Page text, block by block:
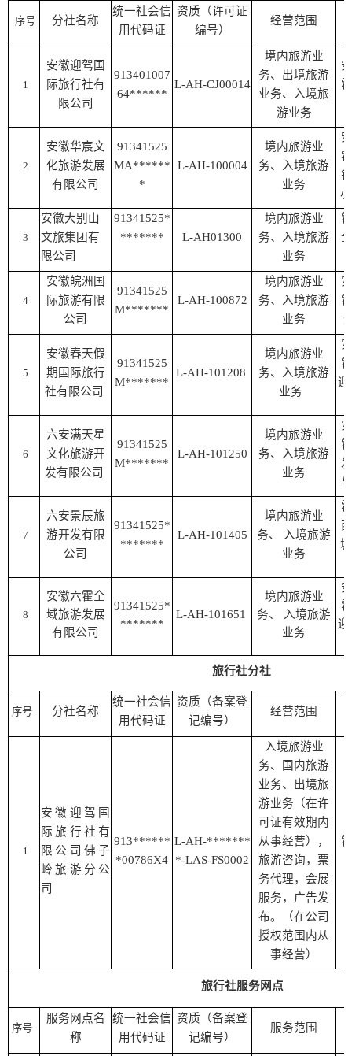
序号 分社名称
统一社会信
用代码证
资质（许可证
编号）
经营范围
1
安徽迎驾国
际旅行社有
限公司
913401007
64******
L-AH-CJ00014
境内旅游业
务、出境旅游
业务、入境旅
游业务
2
安徽华宸文
化旅游发展
有限公司
91341525
MA******
*
L-AH-100004
境内旅游业
务、入境旅游
业务
3
安徽大别山
文旅集团有
限公司
91341525*
*******
L-AH01300
境内旅游业
务、入境旅游
业务
4
安徽皖洲国
际旅游有限
公司
91341525
M*******
L-AH-100872
境内旅游业
务、入境旅游
业务
5
安徽春天假
期国际旅行
社有限公司
91341525
M*******
L-AH-101208
境内旅游业
务、入境旅游
业务
迎
6
六安满天星
文化旅游开
发有限公司
91341525
M*******
L-AH-101250
境内旅游业
务、入境旅游
业务
7
六安景辰旅
游开发有限
公司
91341525*
*******
L-AH-101405
境内旅游业
务、
入境旅游
业务
城
8
安徽六霍全
域旅游发展
有限公司
91341525*
*******
L-AH-101651
境内旅游业
务、 入境旅游
业务
迎
旅行社分社
序号 分社名称
统一社会信
用代码证
资质（备案登
记编号）
经营范围
1
安徽迎驾国
际旅行社有
限公司佛子
岭旅游分公
司
913******
*00786X4
L-AH-*******
*-LAS-FS0002
入境旅游业
务、国内旅游
业务、出境旅
游业务（在许
可证有效期内
从事经营），
旅游咨询，票
务代理，会展
服务，广告发
布。（在公司
授权范围内从
事经营）
旅行社服务网点
序号
服务网点名
称
统一社会信
用代码证
资质（备案登
记编号）
服务范围